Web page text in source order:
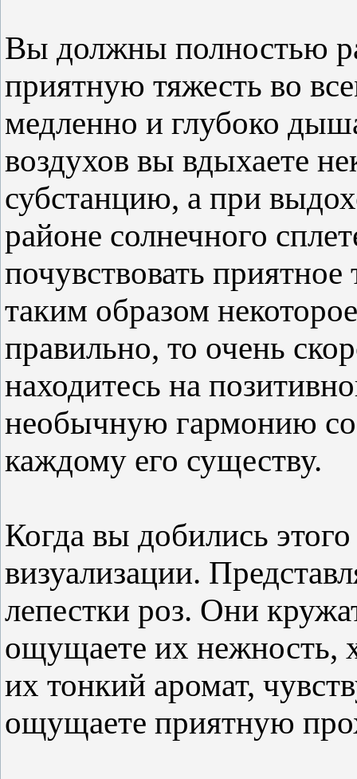
Вы должны полностью
приятную тяжесть во
медленно и глубоко
воздухов вы вдыхаете
субстанцию, а при
районе солнечного
почувствовать
таким образом
правильно, то очень
находитесь на
необычную гармонию
каждому его существу.
Когда вы добились
визуализации.
лепестки роз. Они
ощущаете их нежность,
их тонкий аромат,
ощущаете приятную